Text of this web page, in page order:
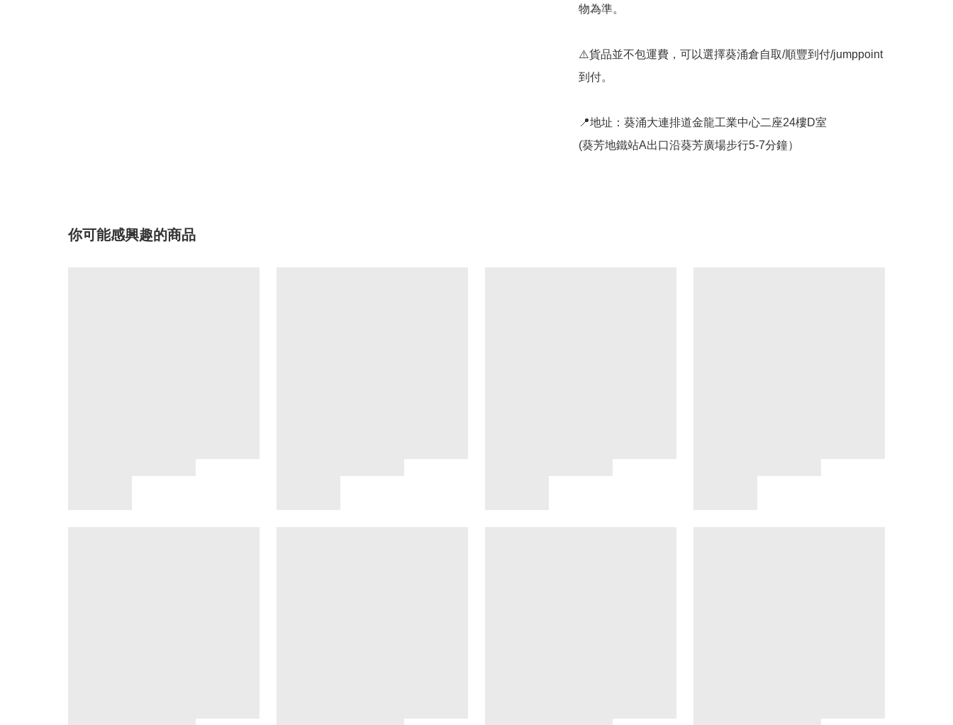
物為準。
⚠️貨品並不包運費，可以選擇葵涌倉自取/順豐到付/jumppoint
到付。
📍地址：葵涌大連排道金龍工業中心二座24樓D室
(葵芳地鐵站A出口沿葵芳廣場步行5-7分鐘）
你可能感興趣的商品